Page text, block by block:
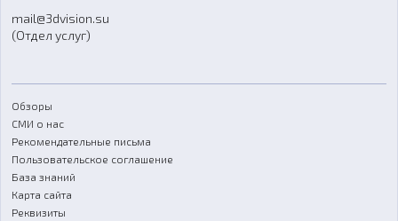
mail@3dvision.su
(Отдел услуг)
Обзоры
СМИ о нас
Рекомендательные письма
Пользовательское соглашение
База знаний
Карта сайта
Реквизиты